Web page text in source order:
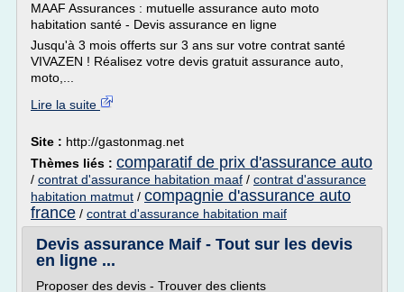
MAAF Assurances : mutuelle assurance auto moto
habitation santé - Devis assurance en ligne
Jusqu'à 3 mois offerts sur 3 ans sur votre contrat santé
VIVAZEN ! Réalisez votre devis gratuit assurance auto,
moto,...
Lire la suite
Site : http://gastonmag.net
Thèmes liés : comparatif de prix d'assurance auto
/ contrat d'assurance habitation maaf / contrat d'assurance
habitation matmut / compagnie d'assurance auto
france / contrat d'assurance habitation maif
Devis assurance Maif - Tout sur les devis
en ligne ...
Proposer des devis - Trouver des clients